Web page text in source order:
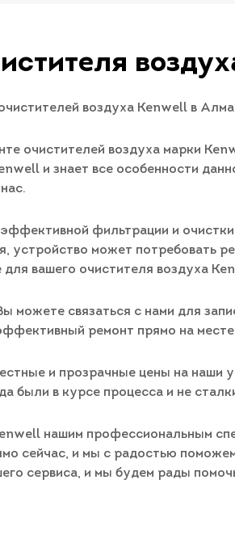
воздуха Kenwell в
очистителей воздуха марки
и знает все особенности
фильтрации и
устройство может потребовать
вашего очистителя воздуха
связаться с нами для
ремонт прямо на
и прозрачные цены на
были в курсе процесса и не
нашим профессиональным
сейчас, и мы с радостью
сервиса, и мы будем рады